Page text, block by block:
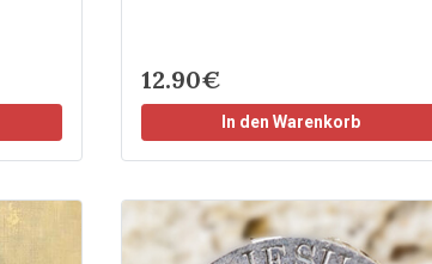
12.90€
In den Warenkorb